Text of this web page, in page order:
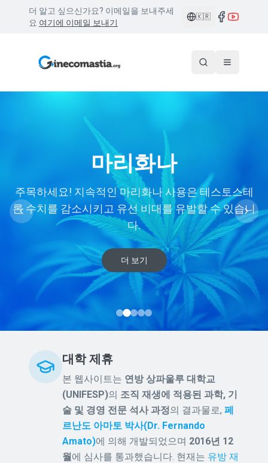
더 알고 싶으신가요? 이메일을 보내주세
요 여기에 이메일 보내기
🇰🇷
아나볼릭 스테로이드
속지 마세요. 부적절한 약물 및 호르몬 사용은 여성형
유방을 유발할 수 있습니다.
마리화나
주목하세요! 지속적인 마리화나 사용은 테스토스테
론 수치를 감소시키고 유선 비대를 유발할 수 있습니
다.
더 보기
비만
비만은 테스토스테론의 에스트로겐 전환 증가로 인해
여성형 유방의 주요 원인 중 하나입니다.
약물
다양한 약물, 예를 들어 항우울제, 항고혈압제, 제산제
등은 여성형 유방을 부작용으로 유발할 수 있습니다.
알코올 중독
과도한 알코올 섭취는 간에 영향을 미치고 호르몬 대
사를 변화시켜 여성형 유방증을 유발할 수 있습니다.
대학 제휴
본 웹사이트는 연방 상파울루 대학교
(UNIFESP)의 조직 재생에 적용된 과학, 기
술 및 경영 전문 석사 과정의 결과물로, 페
르난도 아마토 박사(Dr. Fernando
Amato)에 의해 개발되었으며 2016년 12
월에 심사를 통과했습니다. 현재는 유방 재